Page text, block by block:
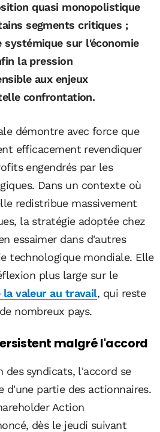
quasi monopolistique
segments critiques ;
systémique sur l'économie
la pression
aux enjeux
confrontation.
démontre avec force que
efficacement revendiquer
engendrés par les
Dans un contexte où
redistribue massivement
la stratégie adoptée chez
essaimer dans d'autres
technologique mondiale. Elle
plus large sur le
la valeur au travail, qui reste
nombreux pays.
malgré l'accord
des syndicats, l'accord se
d'une partie des actionnaires.
Action
dès le jeudi suivant